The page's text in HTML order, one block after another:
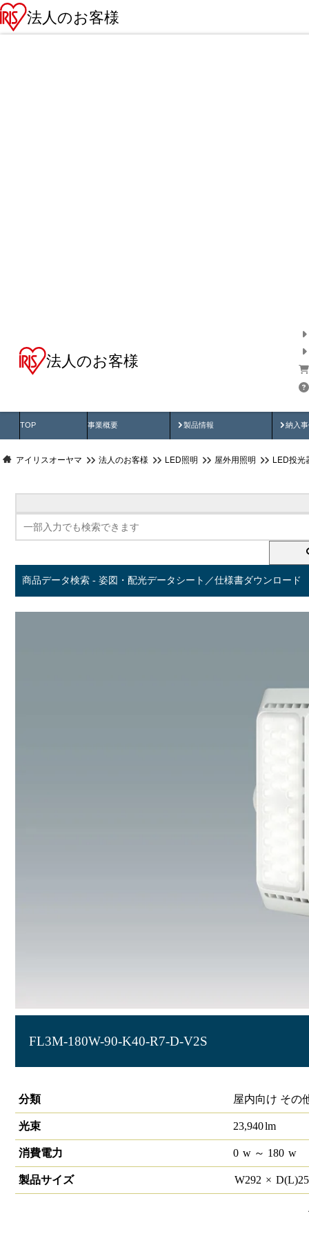
法人のお客様
法人のお客様
TOP 事業概要 製品情報
製品動画 納入
納
アイリスオーヤマ 法人のお客様 LED照明 屋外用照明 LED投光
商品データ検索 - 姿図・配光データシート／仕様書ダウンロード
FL3M-180W-90-K40-R7-D-V2S
分類
屋内向け その
光束 23,940lm
消費電力 0 w～ 180 w
製品サイズ W292 × D(L)